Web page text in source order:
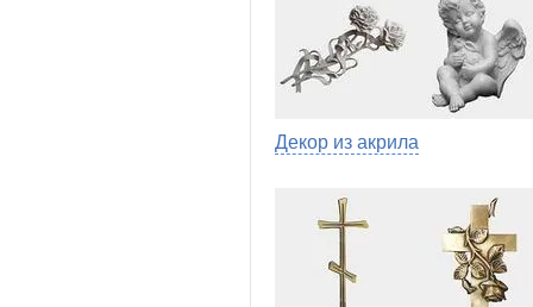
Декор из акрила